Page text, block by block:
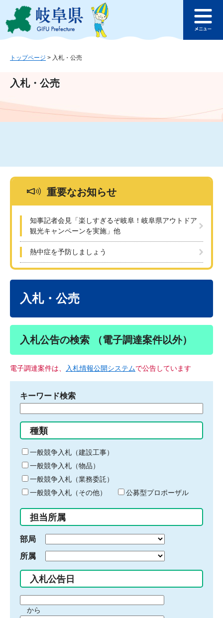
ジ
ュ
文
このページの本文へ
ュ
トップページ > 入札・公売
入札・公売
重要なお知らせ
知事記者会見「楽しすぎるぞ岐阜！岐阜県アウトドア
観光キャンペーンを実施」他
熱中症を予防しましょう
入札・公売
入札公告の検索 （電子調達案件以外）
電子調達案件は、 入札情報公開システムで公告しています
キーワード検索
る
キ
ー
ワ
ー
ド
入
力
種類
一般競争入札（建設工事）
一般競争入札（物品）
一般競争入札（業務委託）
一般競争入札（その他）
公募型プロポーザル
担当所属
部局
所属
入札公告日
間から